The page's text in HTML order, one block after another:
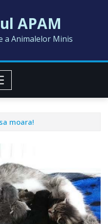
APAM
a Animalelor Minis
moara!